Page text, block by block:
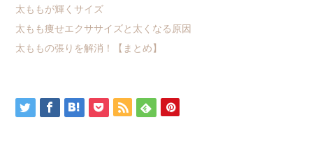
太ももが輝くサイズ
太もも痩せエクササイズと太くなる原因
太ももの張りを解消！【まとめ】